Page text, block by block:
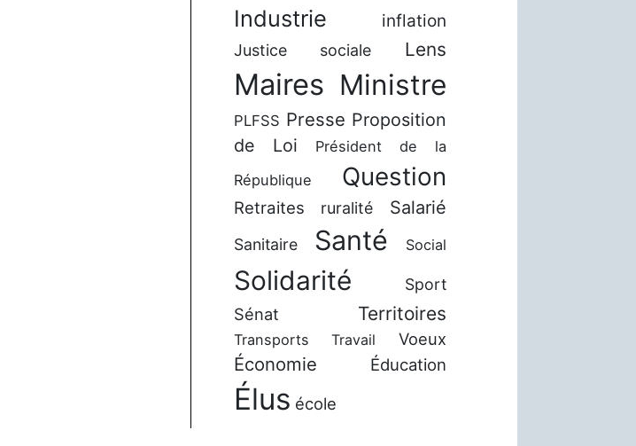
Industrie inflation
Justice sociale Lens
Maires Ministre
PLFSS Presse Proposition
de Loi
Président de la
République
Question
Retraites ruralité Salarié
Sanitaire Santé Social
Solidarité Sport
Sénat Territoires
Transports Travail Voeux
Économie Éducation
Élus école